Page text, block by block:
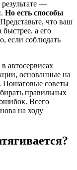
—
Но есть способы
что ваш
быстрее, а его
если соблюдать
автосервисах
основанные на
Пошаговые советы
правильных
Всего
на ходу